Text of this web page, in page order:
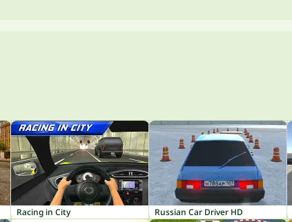
Racing in City Russian Car Driver HD